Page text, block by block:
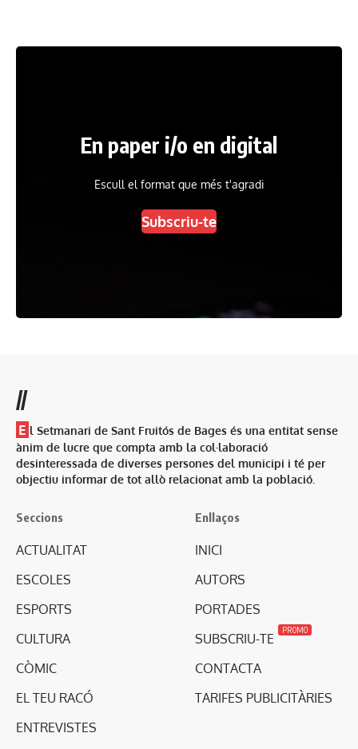
En paper i/o en digital
Escull el format que més t'agradi
Subscriu-te
//
E l Setmanari de Sant Fruitós de Bages és una entitat sense
ànim de lucre que compta amb la col·laboració
desinteressada de diverses persones del municipi i té per
objectiu informar de tot allò relacionat amb la població.
Seccions
ACTUALITAT
ESCOLES
ESPORTS
CULTURA
CÒMIC
EL TEU RACÓ
ENTREVISTES
Enllaços
INICI
AUTORS
PORTADES
SUBSCRIU-TE
PROMO
CONTACTA
TARIFES PUBLICITÀRIES